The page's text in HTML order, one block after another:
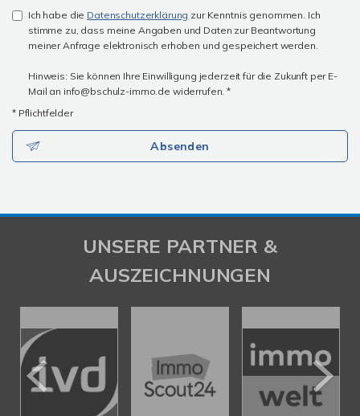
Ich habe die Datenschutzerklärung zur Kenntnis genommen. Ich
stimme zu, dass meine Angaben und Daten zur Beantwortung
meiner Anfrage elektronisch erhoben und gespeichert werden.
Hinweis: Sie können Ihre Einwilligung jederzeit für die Zukunft per E-
Mail an info@bschulz-immo.de widerrufen. *
* Pflichtfelder
Absenden
UNSERE PARTNER &
AUSZEICHNUNGEN